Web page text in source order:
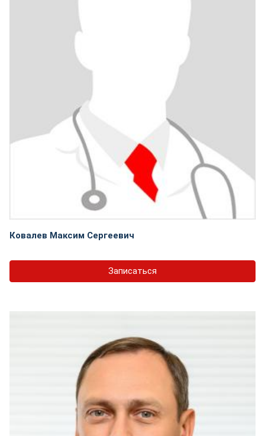
Ковалев Максим Сергеевич
Записаться